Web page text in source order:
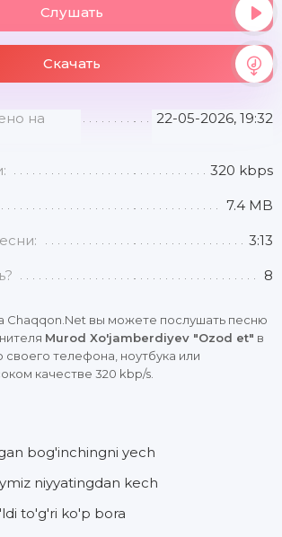
Слушать
Скачать
на
22-05-2026, 19:32
320 kbps
7.4 MB
3:13
8
Chaqqon.Net вы можете послушать песню
Murod Xo'jamberdiyev "Ozod et" в
телефона, ноутбука или
качестве 320 kbp/s.
bog'inchingni yech
niyyatingdan kech
to'g'ri ko'p bora